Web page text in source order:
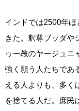
インドでは2500年
きた。釈尊ブッダや
ゥー教のヤージュニ
強く願う人たちであ
える人よりも、多く
を捨てる人だ。庶民